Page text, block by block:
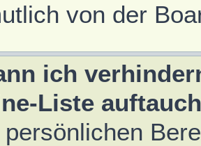
von der
ich
Liste